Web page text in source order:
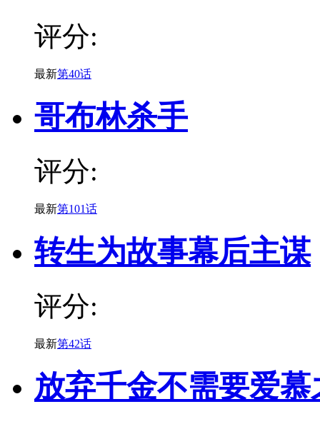
评分:
最新第40话
哥布林杀手
评分:
最新第101话
转生为故事幕后主谋
评分:
最新第42话
放弃千金不需要爱慕